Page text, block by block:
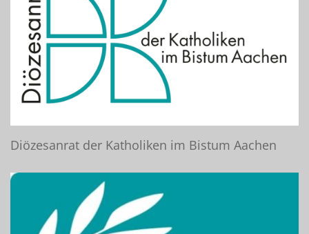
Diözesanrat der Katholiken im Bistum Aachen